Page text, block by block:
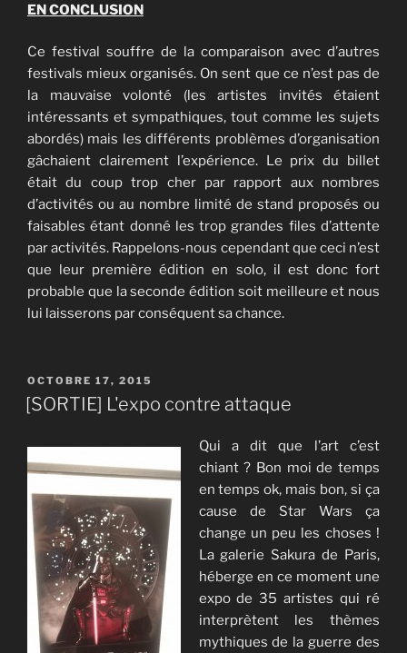
EN CONCLUSION
Ce festival souffre de la comparaison avec d’autres
festivals mieux organisés. On sent que ce n’est pas de
la mauvaise volonté (les artistes invités étaient
intéressants et sympathiques, tout comme les sujets
abordés) mais les différents problèmes d’organisation
gâchaient clairement l’expérience. Le prix du billet
était du coup trop cher par rapport aux nombres
d’activités ou au nombre limité de stand proposés ou
faisables étant donné les trop grandes files d’attente
par activités. Rappelons-nous cependant que ceci n’est
que leur première édition en solo, il est donc fort
probable que la seconde édition soit meilleure et nous
lui laisserons par conséquent sa chance.
PUBLIÉ
LE
OCTOBRE 17, 2015
[SORTIE] L'expo contre attaque
Qui a dit que l’art c’est
chiant ? Bon moi de temps
en temps ok, mais bon, si ça
cause de Star Wars ça
change un peu les choses !
La galerie Sakura de Paris,
héberge en ce moment une
expo de 35 artistes qui ré
interprètent les thèmes
mythiques de la guerre des